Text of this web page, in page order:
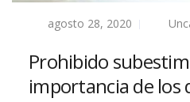
agosto 28, 2020
Prohibido
importancia de los